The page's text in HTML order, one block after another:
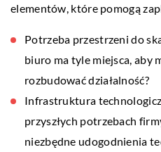
elementów, które pomogą
Potrzeba przestrzeni do
biuro ma tyle miejsca, aby
rozbudować działalność?
Infrastruktura
przyszłych potrzebach
niezbędne udogodnienia